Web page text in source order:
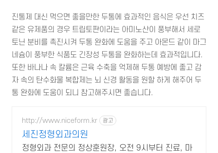
진통제 대신 먹으면 좋을만한 두통에 효과적인 음식은 우선 치즈
같은 유제품의 경우 트립토판이라는 아미노산이 풍부해서 세로
토닌 분비를 촉진시켜 두통 완화에 도움을 주고 아몬드 같이 마그
네슘이 풍부한 식품도 긴장성 두통을 완화하는데 효과적입니다.
또한 바나나 속 칼륨은 근육 수축을 억제해 두통 예방에 좋고 감
자 속의 탄수화물 복합제는 뇌 신경 활동을 원할 하게 해주어 두
통 완화에 도움이 되니 참고해주시면 좋습니다.
http://www.niceform.kr 광고
세진정형외과의원
정형외과 전문의 정상훈원장, 오전 9시부터 진료, 마